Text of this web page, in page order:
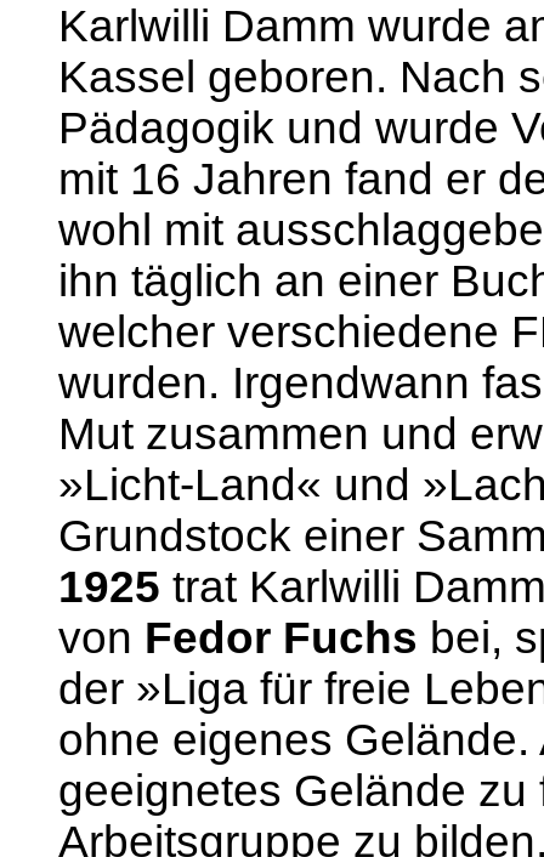
Karlwilli Damm wurde
Kassel geboren. Nach
Pädagogik und wurde
mit 16 Jahren fand er
wohl mit
ihn täglich an einer
welcher verschiedene
wurden. Irgendwann
Mut zusammen und
»Licht-Land« und
Grundstock einer
1925 trat Karlwilli
von Fedor Fuchs bei,
der »Liga für freie
ohne eigenes
geeignetes Gelände zu
Arbeitsgruppe zu